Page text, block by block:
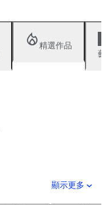
精選作品
顯示更多